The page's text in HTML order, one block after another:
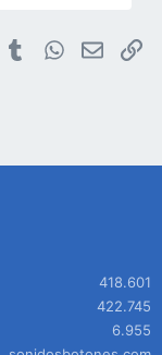
TumblrWhatsApp
Email
418.601
422.745
6.955